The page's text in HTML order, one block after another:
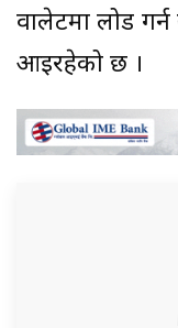
वालेटमा लोड
आइरहेको छ ।